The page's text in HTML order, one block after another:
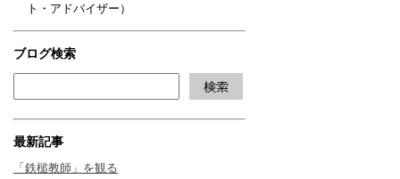
ト・アドバイザー）
ブログ検索
最新記事
「鉄槌教師」を観る